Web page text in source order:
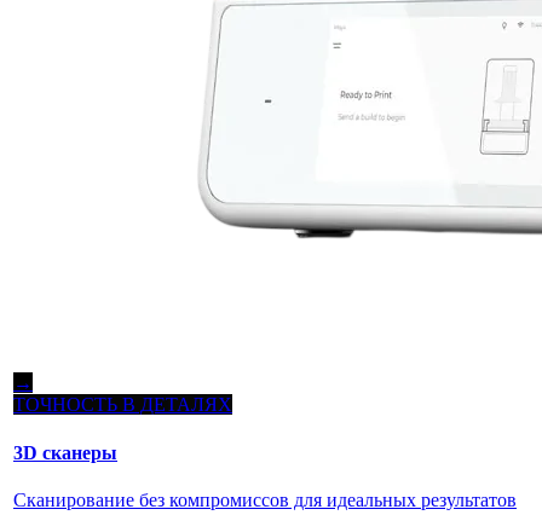
→
ТОЧНОСТЬ В ДЕТАЛЯХ
3D сканеры
Сканирование без компромиссов для идеальных результатов